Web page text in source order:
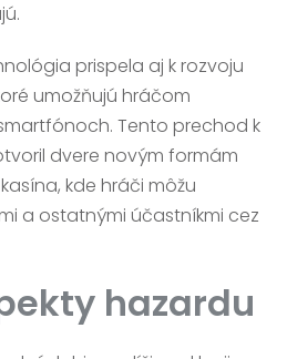
prispela aj k rozvoju
umožňujú hráčom
Tento prechod k
dvere novým formám
kde hráči môžu
a ostatnými účastníkmi cez
hazardu